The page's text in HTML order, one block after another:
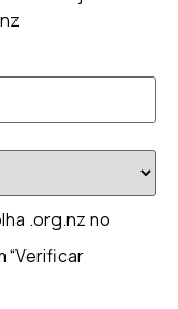
.org.nz no
“Verificar